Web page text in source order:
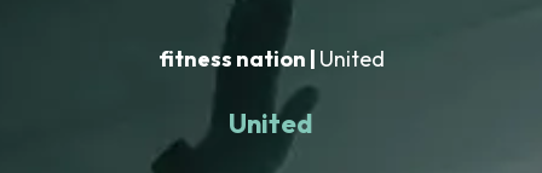
fitness nation | United
United